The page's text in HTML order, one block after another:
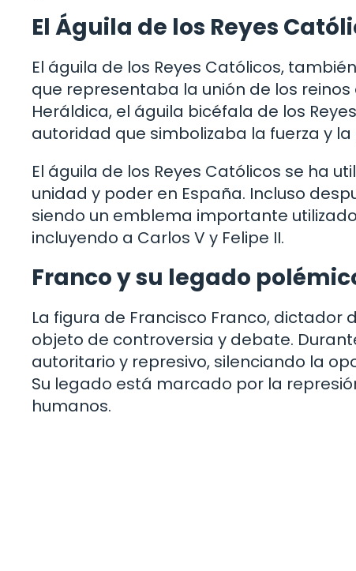
El Águila de los Reyes
El águila de los Reyes Católicos,
que representaba la unión de los
Heráldica, el águila bicéfala de los
autoridad que simbolizaba la fuerza y
El águila de los Reyes Católicos se ha
unidad y poder en España. Incluso
siendo un emblema importante
incluyendo a Carlos V y Felipe II.
Franco y su legado
La figura de Francisco Franco, dictador
objeto de controversia y debate.
autoritario y represivo, silenciando la
Su legado está marcado por la
humanos.